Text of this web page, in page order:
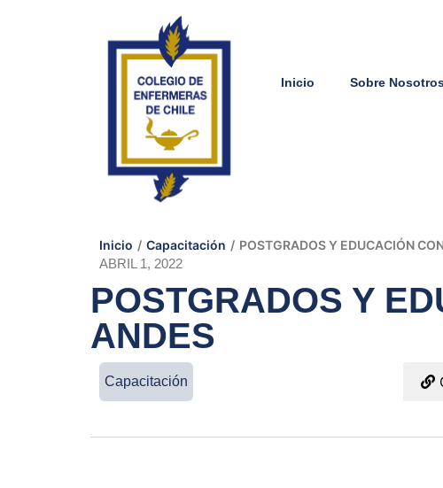
Inicio Sobre
Inicio / Capacitación / POSTGRADOS Y EDUCACIÓN
ABRIL 1, 2022
POSTGRADOS Y
ANDES
Capacitación